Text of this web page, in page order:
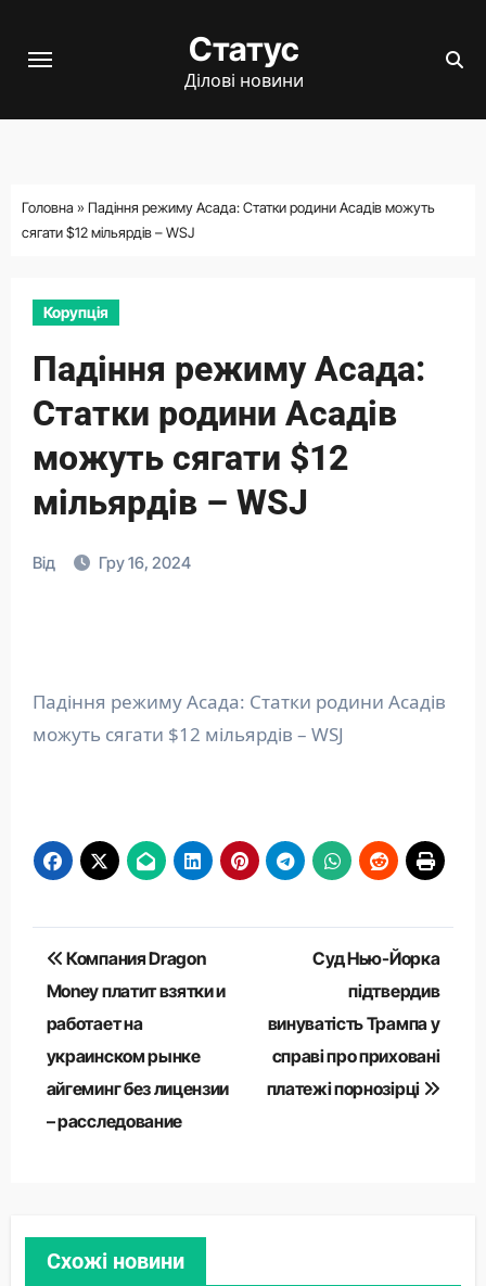
Статус
Ділові новини
Головна » Падіння режиму Асада: Статки родини Асадів можуть
сягати $12 мільярдів – WSJ
Корупція
Падіння режиму Асада:
Статки родини Асадів
можуть сягати $12
мільярдів – WSJ
Від Гру 16, 2024
Падіння режиму Асада: Статки родини Асадів
можуть сягати $12 мільярдів – WSJ
Навігація
записів
Компания Dragon
Money платит взятки и
работает на
украинском рынке
айгеминг без лицензии
– расследование
Суд Нью-Йорка
підтвердив
винуватість Трампа у
справі про приховані
платежі порнозірці
Схожі новини